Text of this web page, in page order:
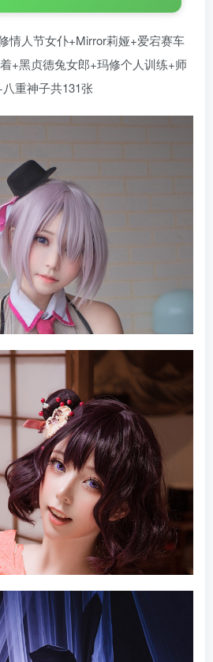
情人节女仆+Mirror莉娅+爱宕赛车
+黑贞德兔女郎+玛修个人训练+师
重神子共131张